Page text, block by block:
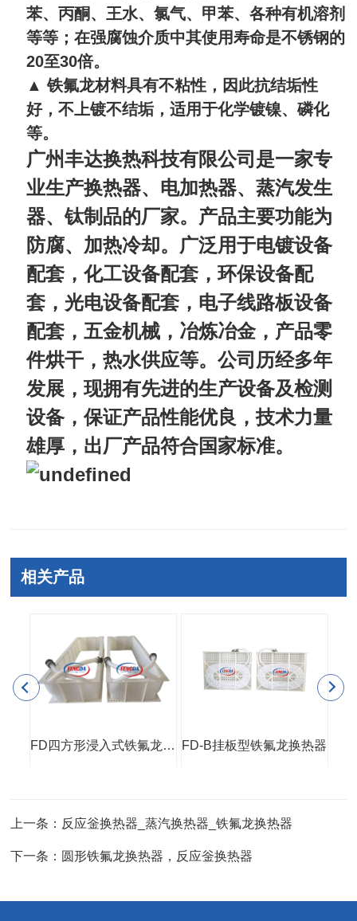
苯、丙酮、王水、氯气、甲苯、各种有机溶剂
等等；在强腐蚀介质中其使用寿命是不锈钢的
20至30倍。
▲ 铁氟龙材料具有不粘性，因此抗结垢性
好，不上镀不结垢，适用于化学镀镍、磷化
等。
广州丰达换热科技有限公司是一家专
业生产换热器、电加热器、蒸汽发生
器、钛制品的厂家。产品主要功能为
防腐、加热冷却。广泛用于电镀设备
配套，化工设备配套，环保设备配
套，光电设备配套，电子线路板设备
配套，五金机械，冶炼冶金，产品零
件烘干，热水供应等。公司历经多年
发展，现拥有先进的生产设备及检测
设备，保证产品性能优良，技术力量
雄厚，出厂产品符合国家标准。
相关产品
FD四方形浸入式铁氟龙换热器 FD-B挂板型铁氟龙换热器
上一条：反应釡换热器_蒸汽换热器_铁氟龙换热器
下一条：圆形铁氟龙换热器，反应釡换热器